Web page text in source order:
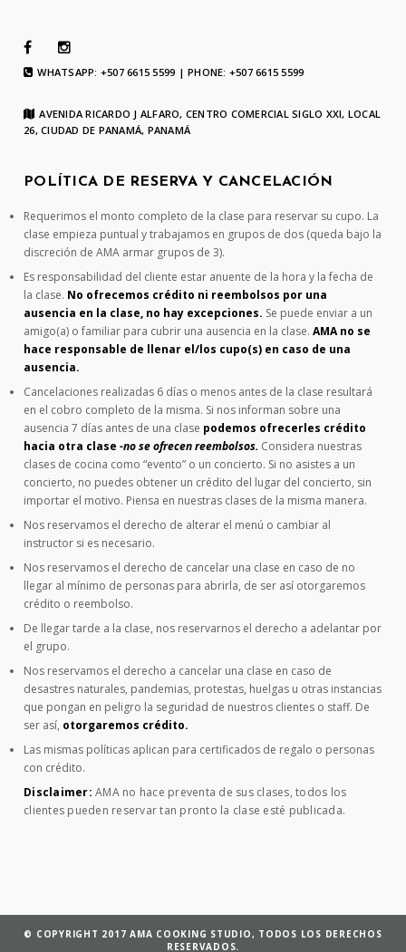
WHATSAPP: +507 6615 5599 | PHONE: +507 6615 5599
AVENIDA RICARDO J ALFARO, CENTRO COMERCIAL SIGLO XXI, LOCAL
26, CIUDAD DE PANAMÁ, PANAMÁ
POLÍTICA DE RESERVA Y CANCELACIÓN
Requerimos el monto completo de la clase para reservar su cupo. La
clase empieza puntual y trabajamos en grupos de dos (queda bajo la
discreción de AMA armar grupos de 3).
Es responsabilidad del cliente estar anuente de la hora y la fecha de
la clase. No ofrecemos crédito ni reembolsos por una
ausencia en la clase, no hay excepciones. Se puede enviar a un
amigo(a) o familiar para cubrir una ausencia en la clase.AMA no se
hace responsable de llenar el/los cupo(s) en caso de una
ausencia.
Cancelaciones realizadas 6 días o menos antes de la clase resultará
en el cobro completo de la misma. Si nos informan sobre una
ausencia 7 días antes de una clase podemos ofrecerles crédito
hacia otra clase-no se ofrecen reembolsos. Considera nuestras
clases de cocina como “evento” o un concierto. Si no asistes a un
concierto, no puedes obtener un crédito del lugar del concierto, sin
importar el motivo. Piensa en nuestras clases de la misma manera.
Nos reservamos el derecho de alterar el menú o cambiar al
instructor si es necesario.
Nos reservamos el derecho de cancelar una clase en caso de no
llegar al mínimo de personas para abrirla, de ser así otorgaremos
crédito o reembolso.
De llegar tarde a la clase, nos reservarnos el derecho a adelantar por
el grupo.
Nos reservamos el derecho a cancelar una clase en caso de
desastres naturales, pandemias, protestas, huelgas u otras instancias
que pongan en peligro la seguridad de nuestros clientes o staff. De
ser así, otorgaremos crédito.
Las mismas políticas aplican para certificados de regalo o personas
con crédito.
Disclaimer: AMA no hace preventa de sus clases, todos los
clientes pueden reservar tan pronto la clase esté publicada.
© COPYRIGHT 2017 AMA COOKING STUDIO, TODOS LOS DERECHOS
RESERVADOS.